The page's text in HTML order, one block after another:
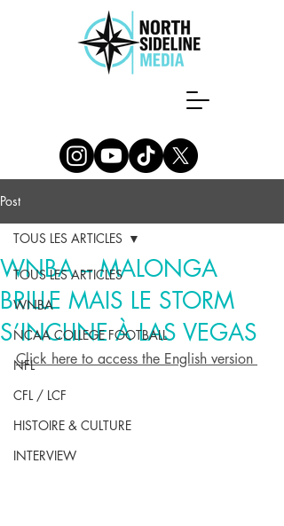
Post
TOUS LES ARTICLES
WNBA
NCAA COLLEGE FOOTBALL
NFL
CFL / LCF
HISTOIRE & CULTURE
INTERVIEW
TOUS LES ARTICLES
WNBA – MALONGA
BRILLE MAIS LE STORM
S’INCLINE À LAS VEGAS
Click here to access the English version